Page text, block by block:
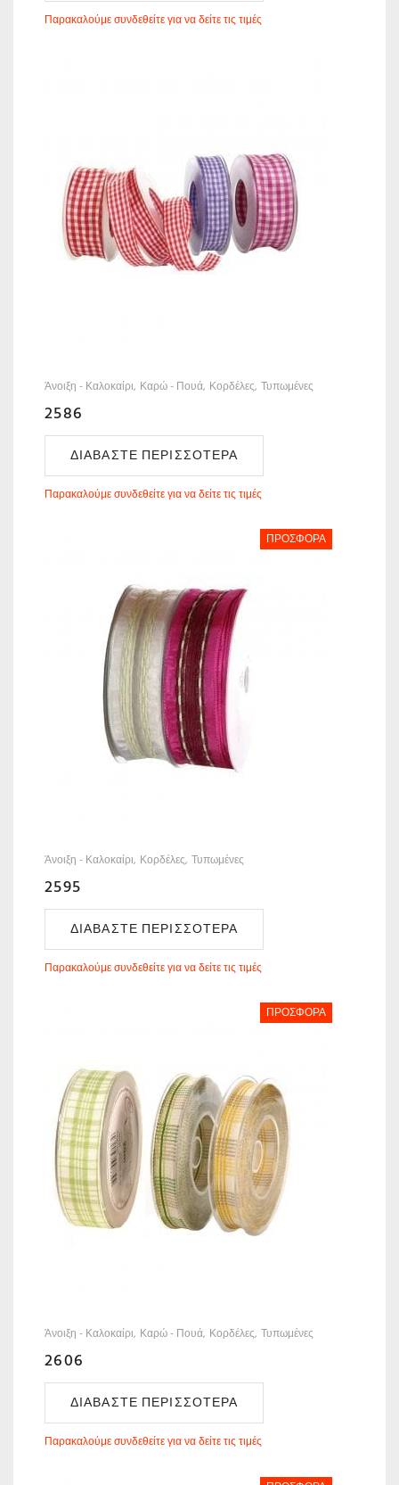
Παρακαλούμε συνδεθείτε για να δείτε τις τιμές
Άνοιξη - Καλοκαίρι Καρώ - Πουά Κορδέλες Τυπωμένες
2586
ΔΙΑΒΆΣΤΕ ΠΕΡΙΣΣΌΤΕΡΑ
Παρακαλούμε συνδεθείτε για να δείτε τις τιμές
ΠΡΟΣΦΟΡΆ
Άνοιξη - Καλοκαίρι Κορδέλες Τυπωμένες
2595
ΔΙΑΒΆΣΤΕ ΠΕΡΙΣΣΌΤΕΡΑ
Παρακαλούμε συνδεθείτε για να δείτε τις τιμές
ΠΡΟΣΦΟΡΆ
Άνοιξη - Καλοκαίρι Καρώ - Πουά Κορδέλες Τυπωμένες
2606
ΔΙΑΒΆΣΤΕ ΠΕΡΙΣΣΌΤΕΡΑ
Παρακαλούμε συνδεθείτε για να δείτε τις τιμές